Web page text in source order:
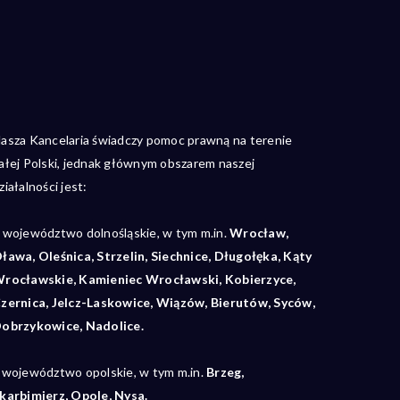
Kancelaria świadczy pomoc prawną na terenie
Polski, jednak głównym obszarem naszej
jest:
województwo dolnośląskie, w tym m.in.Wrocław,
Oleśnica, Strzelin, Siechnice, Długołęka, Kąty
Kamieniec Wrocławski, Kobierzyce,
Jelcz-Laskowice, Wiązów, Bierutów, Syców,
Nadolice.
województwo opolskie, w tym m.in. Brzeg,
Opole, Nysa.